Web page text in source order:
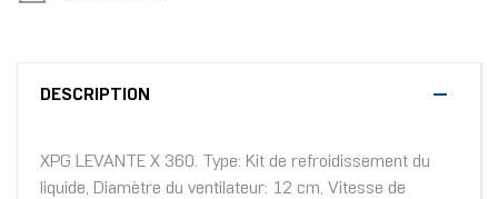
DESCRIPTION
XPG LEVANTE X 360. Type: Kit de refroidissement du
liquide, Diamètre du ventilateur: 12 cm, Vitesse de